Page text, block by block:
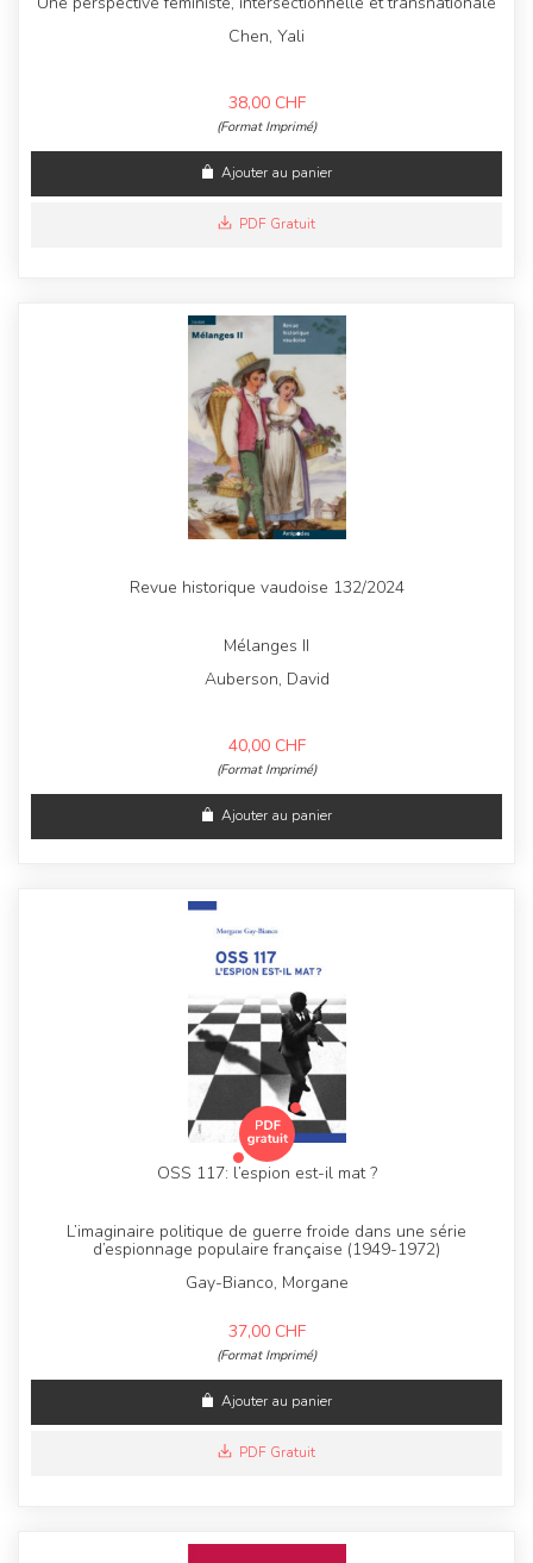
Chen, Yali
38,00 CHF
(Format Imprimé)
Ajouter au panier
PDF Gratuit
Revue historique vaudoise 132/2024
Mélanges II
Auberson, David
40,00 CHF
(Format Imprimé)
Ajouter au panier
OSS 117: l’espion est-il mat ?
L’imaginaire politique de guerre froide dans une série
d’espionnage populaire française (1949-1972)
Gay-Bianco, Morgane
37,00 CHF
(Format Imprimé)
Ajouter au panier
PDF Gratuit